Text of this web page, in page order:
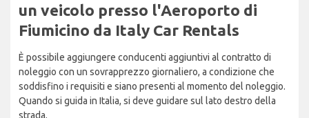
un veicolo presso l'Aeroporto di
Fiumicino da Italy Car Rentals
È possibile aggiungere conducenti aggiuntivi al contratto di
noleggio con un sovrapprezzo giornaliero, a condizione che
soddisfino i requisiti e siano presenti al momento del noleggio.
Quando si guida in Italia, si deve guidare sul lato destro della
strada.